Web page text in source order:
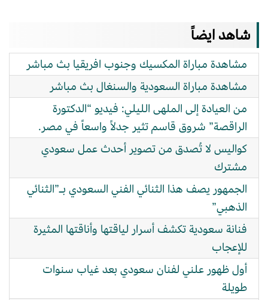
شاهد ايضاً
مشاهدة مباراة المكسيك وجنوب افريقيا بث مباشر
مشاهدة مباراة السعودية والسنغال بث مباشر
من العيادة إلى الملهى الليلي: فيديو “الدكتورة
الراقصة” شروق قاسم تثير جدلاً واسعاً في مصر.
كواليس لا تُصدق من تصوير أحدث عمل سعودي
مشترك
الجمهور يصف هذا الثنائي الفني السعودي بـ”الثنائي
الذهبي”
فنانة سعودية تكشف أسرار لياقتها وأناقتها المثيرة
للإعجاب
أول ظهور علني لفنان سعودي بعد غياب سنوات
طويلة